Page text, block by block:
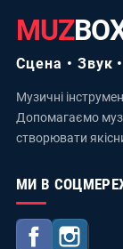
MUZ
Сцена • Звук
Музичні
Допомагаємо
створювати
МИ В
Facebook